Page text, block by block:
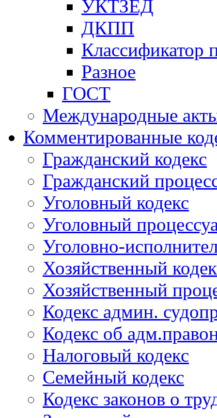
УКТЗЕД
ДКПП
Классификатор
Разное
ГОСТ
Международные
Комментированные
Гражданский кодекс
Гражданский
Уголовный кодекс
Уголовный
Уголовно-
Хозяйственный
Хозяйственный
Кодекс админ.
Кодекс об
Налоговый кодекс
Семейный кодекс
Кодекс законов о